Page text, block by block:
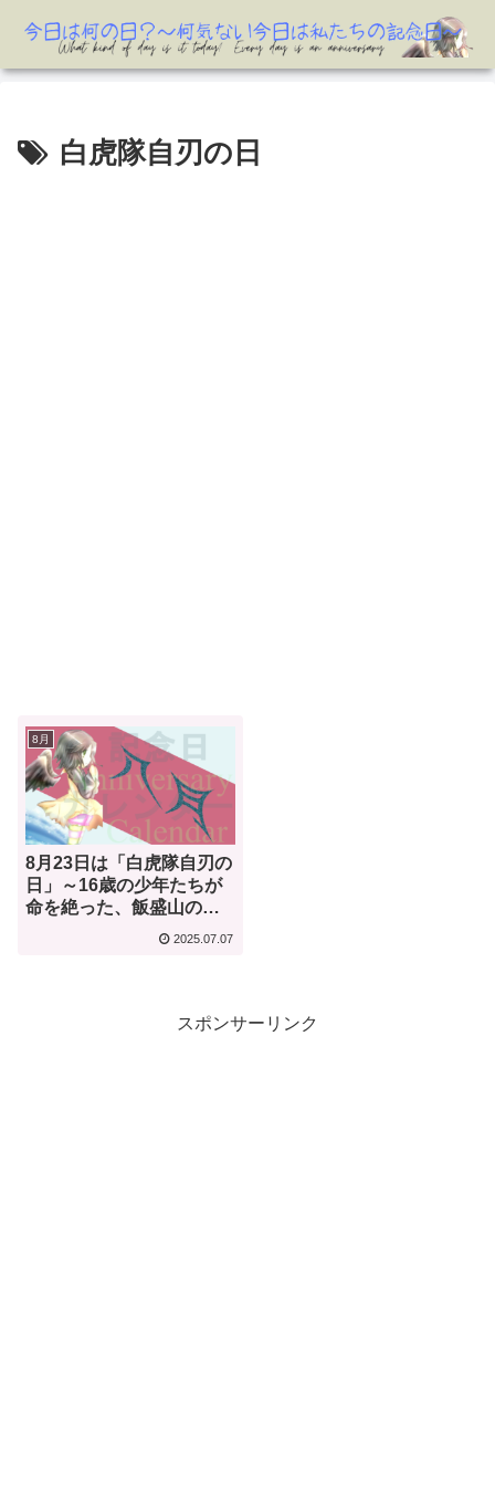
白虎隊自刃の日
8月
8月23日は「白虎隊自刃の
日」～16歳の少年たちが
命を絶った、飯盛山の悲
劇とは？～【何気ない今
2025.07.07
スポンサーリンク